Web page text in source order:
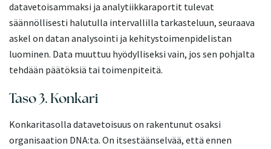
datavetoisammaksi ja analytiikkaraportit tulevat
säännöllisesti halutulla intervallilla tarkasteluun, seuraava
askel on datan analysointi ja kehitystoimenpidelistan
luominen. Data muuttuu hyödylliseksi vain, jos sen pohjalta
tehdään päätöksiä tai toimenpiteitä.
Taso 3. Konkari
Konkaritasolla datavetoisuus on rakentunut osaksi
organisaation DNA:ta. On itsestäänselvää, että ennen